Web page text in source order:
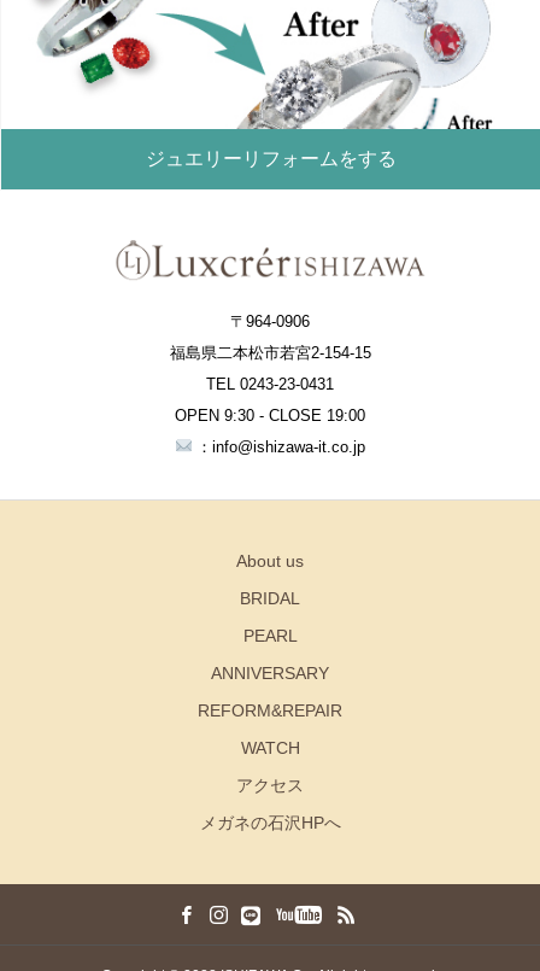
ジュエリーリフォームをする
〒964-0906
福島県二本松市若宮2-154-15
TEL 0243-23-0431
OPEN 9:30 - CLOSE 19:00
：info@ishizawa-it.co.jp
About us
BRIDAL
PEARL
ANNIVERSARY
REFORM&REPAIR
WATCH
アクセス
メガネの石沢HPへ